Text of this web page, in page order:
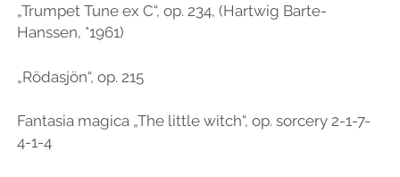
„Trumpet Tune ex C“, op. 234, (Hartwig Barte-
Hanssen, *1961)
„Rödasjön“, op. 215
Fantasia magica „The little witch“, op. sorcery 2-1-7-
4-1-4